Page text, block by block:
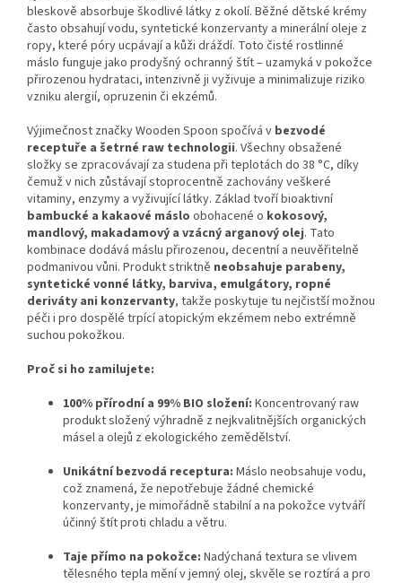
bleskově absorbuje škodlivé látky z okolí. Běžné dětské krémy
často obsahují vodu, syntetické konzervanty a minerální oleje z
ropy, které póry ucpávají a kůži dráždí. Toto čisté rostlinné
máslo funguje jako prodyšný ochranný štít – uzamyká v pokožce
přirozenou hydrataci, intenzivně ji vyživuje a minimalizuje riziko
vzniku alergií, opruzenin či ekzémů.
Výjimečnost značky Wooden Spoon spočívá v bezvodé
receptuře a šetrné raw technologii. Všechny obsažené
složky se zpracovávají za studena při teplotách do 38 °C, díky
čemuž v nich zůstávají stoprocentně zachovány veškeré
vitaminy, enzymy a vyživující látky. Základ tvoří bioaktivní
bambucké a kakaové máslo obohacené o kokosový,
mandlový, makadamový a vzácný arganový olej. Tato
kombinace dodává máslu přirozenou, decentní a neuvěřitelně
podmanivou vůni. Produkt striktně neobsahuje parabeny,
syntetické vonné látky, barviva, emulgátory, ropné
deriváty ani konzervanty, takže poskytuje tu nejčistší možnou
péči i pro dospělé trpící atopickým ekzémem nebo extrémně
suchou pokožkou.
Proč si ho zamilujete:
100% přírodní a 99% BIO složení: Koncentrovaný raw
produkt složený výhradně z nejkvalitnějších organických
másel a olejů z ekologického zemědělství.
Unikátní bezvodá receptura: Máslo neobsahuje vodu,
což znamená, že nepotřebuje žádné chemické
konzervanty, je mimořádně stabilní a na pokožce vytváří
účinný štít proti chladu a větru.
Taje přímo na pokožce: Nadýchaná textura se vlivem
tělesného tepla mění v jemný olej, skvěle se roztírá a pro